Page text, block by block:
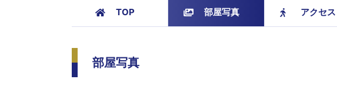
TOP 部屋写真 アクセス
部屋写真